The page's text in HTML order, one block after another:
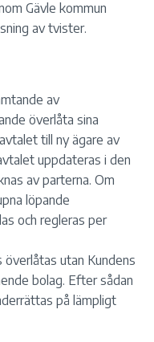
Gävle kommun
av tvister.
av
överlåta sina
till ny ägare av
uppdateras i den
av parterna. Om
löpande
och regleras per
utan Kundens
bolag. Efter sådan
på lämpligt